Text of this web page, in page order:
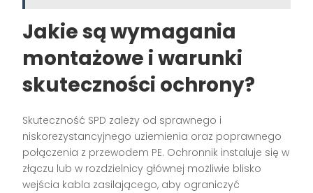
Jakie są wymagania
montażowe i warunki
skuteczności ochrony?
Skuteczność SPD zależy od sprawnego i
niskorezystancyjnego uziemienia oraz poprawnego
połączenia z przewodem PE. Ochronnik instaluje się w
złączu lub w rozdzielnicy głównej możliwie blisko
wejścia kabla zasilającego, aby ograniczyć